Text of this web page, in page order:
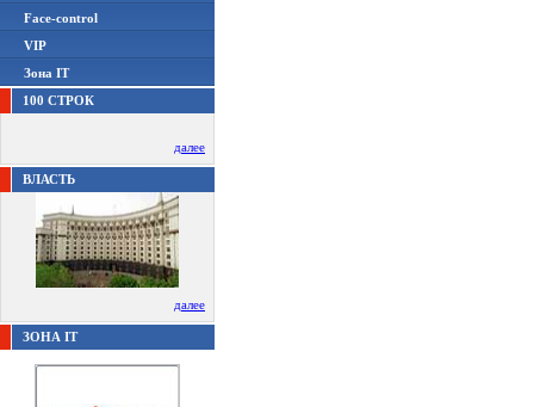
Face-control
VIP
Зона IT
100 СТРОК
далее
ВЛАСТЬ
далее
ЗОНА IT